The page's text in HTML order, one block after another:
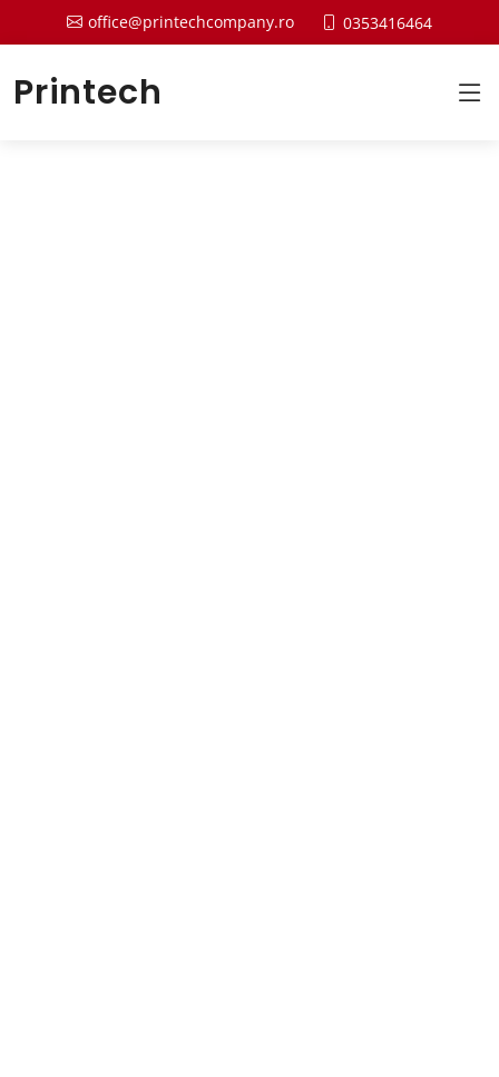
office@printechcompany.ro 0353416464
Printech